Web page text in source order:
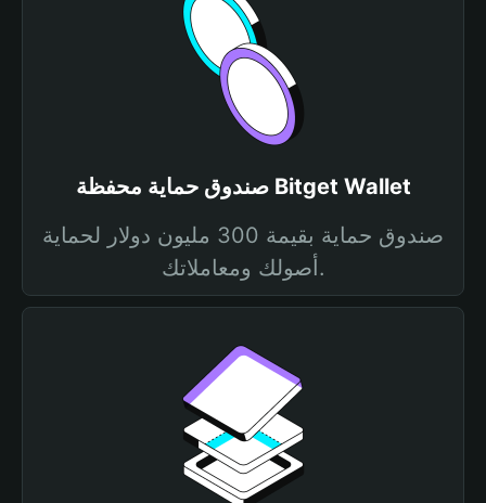
صندوق حماية محفظة Bitget Wallet
صندوق حماية بقيمة 300 مليون دولار لحماية
أصولك ومعاملاتك.